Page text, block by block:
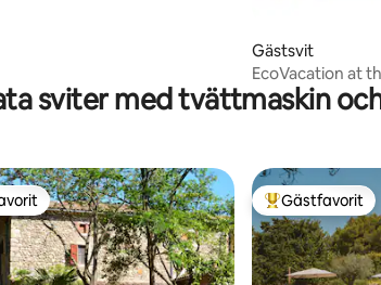
betyg, 34 omdömen
Gästsvit
EcoVacation at
Studio
sviter med tvättmaskin
Populär
Gästfavorit